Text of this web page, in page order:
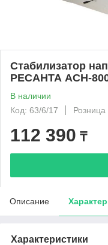
Стабилизатор
РЕСАНТА АСН-
В наличии
Код: 63/6/17
Розница
112 390 ₸
Описание
Характеристики